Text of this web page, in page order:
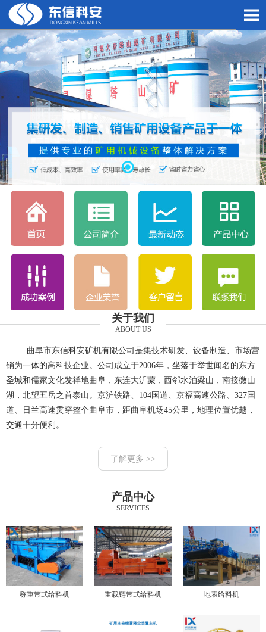
关于我们
ABOUT US
曲阜市东信科安矿机有限公司是集技术研发、设备制造、市场营
销为一体的高科技企业。公司成立于2006年，坐落于举世闻名的东方
圣城和儒家文化发祥地曲阜，东连大沂蒙，西邻水泊梁山，南接微山
湖，北望五岳之首泰山。京沪铁路、104国道、京福高速公路、327国
道、日兰高速贯穿整个曲阜市，距曲阜机场45公里，地理位置优越，
交通十分便利。
了解更多 >>
产品中心
SERVICES
称重带式给料机 重载链带式给料机 地表给料机